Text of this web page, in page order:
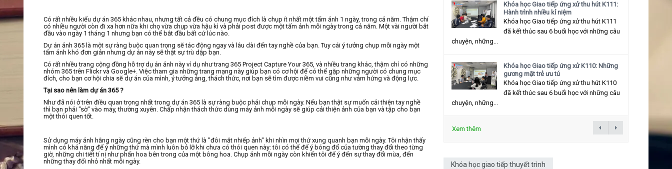
Có rất nhiều kiểu dự án 365 khác nhau, nhưng tất cả đều có chung mục đích là chụp ít nhất một tấm ảnh 1 ngày, trong cả năm. Thậm chí
có nhiều người còn đi xa hơn nữa khi chọ vừa chụp vừa hậu kì và phải post được một tấm ảnh mỗi ngày trong cả năm. Một vài người bắt
đầu vào ngày 1 tháng 1 nhưng bạn có thể bắt đầu bất cứ lúc nào.
Dự án ảnh 365 là một sự ràng buộc quan trọng sẽ tác động ngay và lâu dài đến tay nghề của bạn. Tuy cái ý tưởng chụp mỗi ngày một
tấm ảnh khó đơn giản nhưng dự án này sẽ thật sự trù dập bạn.
Có rất nhiều trang cộng đồng hỗ trợ dụ án ảnh này ví dụ như trang 365 Project Capture Your 365, và nhiều trang khác, thậm chí có những
nhóm 365 trên Flickr và Google+. Việc tham gia những trang mạng này giúp bạn có cơ hội để có thể gặp những người có chung mục
đích, cho bạn cơ hội chia sẽ dự án của mình, ý tưởng ảng, thách thức, nơi bạn sẽ tìm được niềm vui cũng như vảm hứng và động lực.
Tại sao nên làm dự án 365 ?
Như đã nói ở trên điều quan trọng nhất trong dự án 365 là sự ràng buộc phải chụp mỗi ngày. Nếu bạn thật sự muốn cải thiện tay nghề
thì bạn phải "sờ" vào máy, thường xuyên. Chấp nhận thách thức dùng máy ảnh mỗi ngày sẽ giúp cải thiện ảnh của bạn và tập cho bạn
một thói quen tốt.
Sử dụng máy ảnh hằng ngày cũng rèn cho bạn một thứ là "đôi mắt nhiếp ảnh" khi nhìn mọi thứ xung quanh bạn mỗi ngày. Tôi nhận thấy
mình có khả năng để ý những thứ mà mình luôn bỏ lỡ khi chưa có thói quen này: tôi có thể để ý bóng đổ của tường thay đổi theo từng
giờ, những chi tiết tí nị như phấn hoa bên trong của một bông hoa. Chụp ảnh mỗi ngày còn khiến tôi để ý đến sự thay đổi mùa, đến
những thay đổi nhỏ nhất mỗi ngày.
Khóa học Giao tiếp ứng xử thu hút K111:
Hành trình nhiều kỉ niệm
Khóa học Giao tiếp ứng xử thu hút K111
đã kết thúc sau 6 buổi học với những câu
chuyện, những...
Khóa học Giao tiếp ứng xử K110: Những
gương mặt trẻ ưu tú
Khóa học Giao tiếp ứng xử thu hút K110
đã kết thúc sau 6 buổi học với những câu
chuyện, những...
Xem thêm
Khóa học giao tiếp thuyết trình